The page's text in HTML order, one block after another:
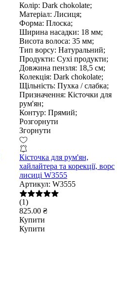
Колір: Dark chokolate;
Матеріал: Лисиця;
Форма: Плоска;
Ширина насадки: 18 мм;
Висота волоса: 35 мм;
Тип ворсу: Натуральний;
Продукти: Сухі продукти;
Довжина пензля: 18,5 см;
Колекція: Dark chokolate;
Щільність: Пухка / слабка;
Призначення: Кісточки для
рум'ян;
Контур: Прямий;
Розгорнути
Згорнути
Кісточка для рум'ян,
хайлайтера та корекції, ворс
лисиці W3555
Артикул: W3555
(1)
825.00 ₴
Купити
Купити